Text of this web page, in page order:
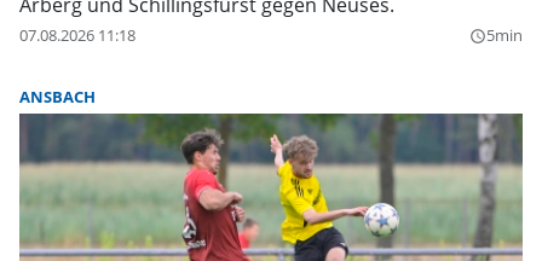
07.08.2026 11:18 query_builder5min
ANSBACH